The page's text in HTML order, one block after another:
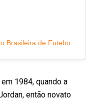
Um post compartilhado por CBF • Seleção Brasileira de Futebol (@brasil)
1984, quando a
então novato